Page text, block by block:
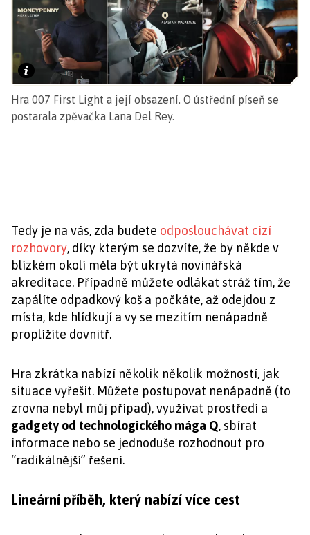
Hra 007 First Light a její obsazení. O ústřední píseň se
postarala zpěvačka Lana Del Rey.
Tedy je na vás, zda budete odposlouchávat cizí
rozhovory, díky kterým se dozvíte, že by někde v
blízkém okolí měla být ukrytá novinářská
akreditace. Případně můžete odlákat stráž tím, že
zapálíte odpadkový koš a počkáte, až odejdou z
místa, kde hlídkují a vy se mezitím nenápadně
proplížíte dovnitř.
Hra zkrátka nabízí několik několik možností, jak
situace vyřešit. Můžete postupovat nenápadně (to
zrovna nebyl můj případ), využívat prostředí a
gadgety od technologického mága Q, sbírat
informace nebo se jednoduše rozhodnout pro
“radikálnější” řešení.
Lineární příběh, který nabízí více cest